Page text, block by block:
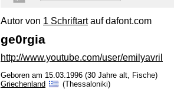
Autor von 1 Schriftartauf dafont.com
ge0rgia
http://www.youtube.com/user/emilyavril
Geboren am 15.03.1996 (30 Jahre alt, Fische)
Griechenland
(Thessaloniki)